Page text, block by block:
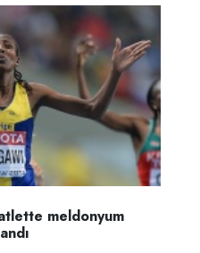
meldonyum